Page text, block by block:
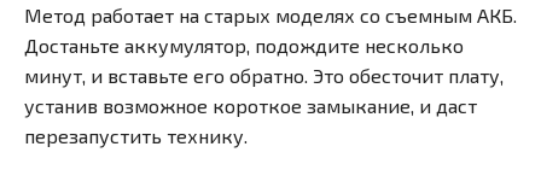
Метод работает на старых моделях со съемным АКБ.
Достаньте аккумулятор, подождите несколько
минут, и вставьте его обратно. Это обесточит плату,
устанив возможное короткое замыкание, и даст
перезапустить технику.